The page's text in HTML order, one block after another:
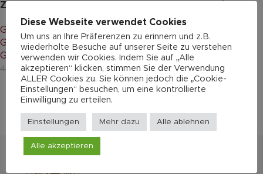
Zoller AZ10”
Gitarren & Bässe
Gitarre 6-saitig
Jazz-
Gitarre, Professionals
4.200,00 € 3.600,00€
Konzertgitarre 8-saitig
Professionals
2.882,00 € 2.350,00
Diese Webseite verwendet Cookies
Um uns an Ihre Präferenzen zu erinnern und z.B.
wiederholte Besuche auf unserer Seite zu verstehen
verwenden wir Cookies. Indem Sie auf „Alle
akzeptieren“ klicken, stimmen Sie der Verwendung
ALLER Cookies zu. Sie können jedoch die „Cookie-
Einstellungen“ besuchen, um eine kontrollierte
Einwilligung zu erteilen.
Einstellungen Mehr dazu Alle ablehnen
Alle akzeptieren